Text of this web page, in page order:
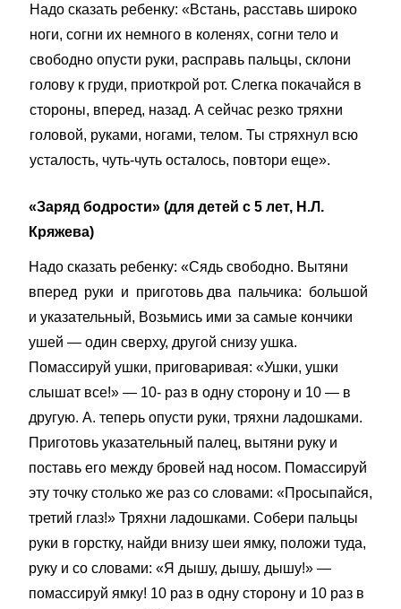
Надо сказать ребенку: «Встань, расставь широко
ноги, согни их немного в коленях, согни тело и
свободно опусти руки, расправь пальцы, склони
голову к груди, приоткрой рот. Слегка покачайся в
стороны, вперед, назад. А сейчас резко тряхни
головой, руками, ногами, телом. Ты стряхнул всю
усталость, чуть-чуть осталось, повтори еще».
«Заряд бодрости» (для детей с 5 лет, Н.Л.
Кряжева)
Надо сказать ребенку: «Сядь свободно. Вытяни
вперед руки и приготовь два пальчика: большой
и указательный, Возьмись ими за самые кончики
ушей — один сверху, другой снизу ушка.
Помассируй ушки, приговаривая: «Ушки, ушки
слышат все!» — 10- раз в одну сторону и 10 — в
другую. А. теперь опусти руки, тряхни ладошками.
Приготовь указательный палец, вытяни руку и
поставь его между бровей над носом. Помассируй
эту точку столько же раз со словами: «Просыпайся,
третий глаз!» Тряхни ладошками. Собери пальцы
руки в горстку, найди внизу шеи ямку, положи туда,
руку и со словами: «Я дышу, дышу, дышу!» —
помассируй ямку! 10 раз в одну сторону и 10 раз в